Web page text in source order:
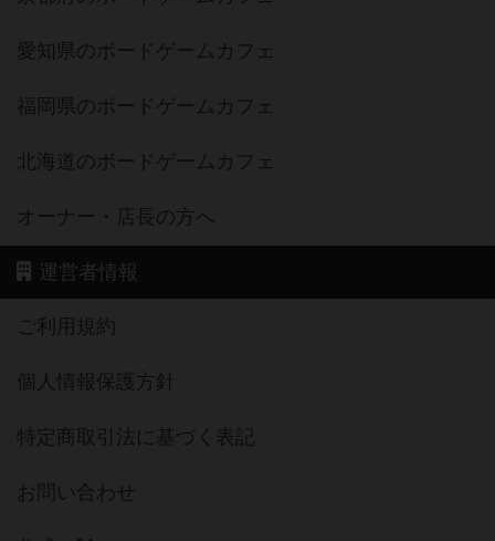
愛知県のボードゲームカフェ
福岡県のボードゲームカフェ
北海道のボードゲームカフェ
オーナー・店長の方へ
運営者情報
ご利用規約
個人情報保護方針
特定商取引法に基づく表記
お問い合わせ